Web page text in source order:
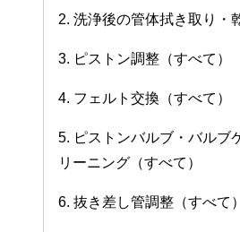
2. 洗浄後の管体拭き取り・
3. ピストン調整（すべて）
4. フェルト交換（すべて）
5. ピストンバルブ・バルブ
リーニング（すべて）
6. 抜き差し管調整（すべて）